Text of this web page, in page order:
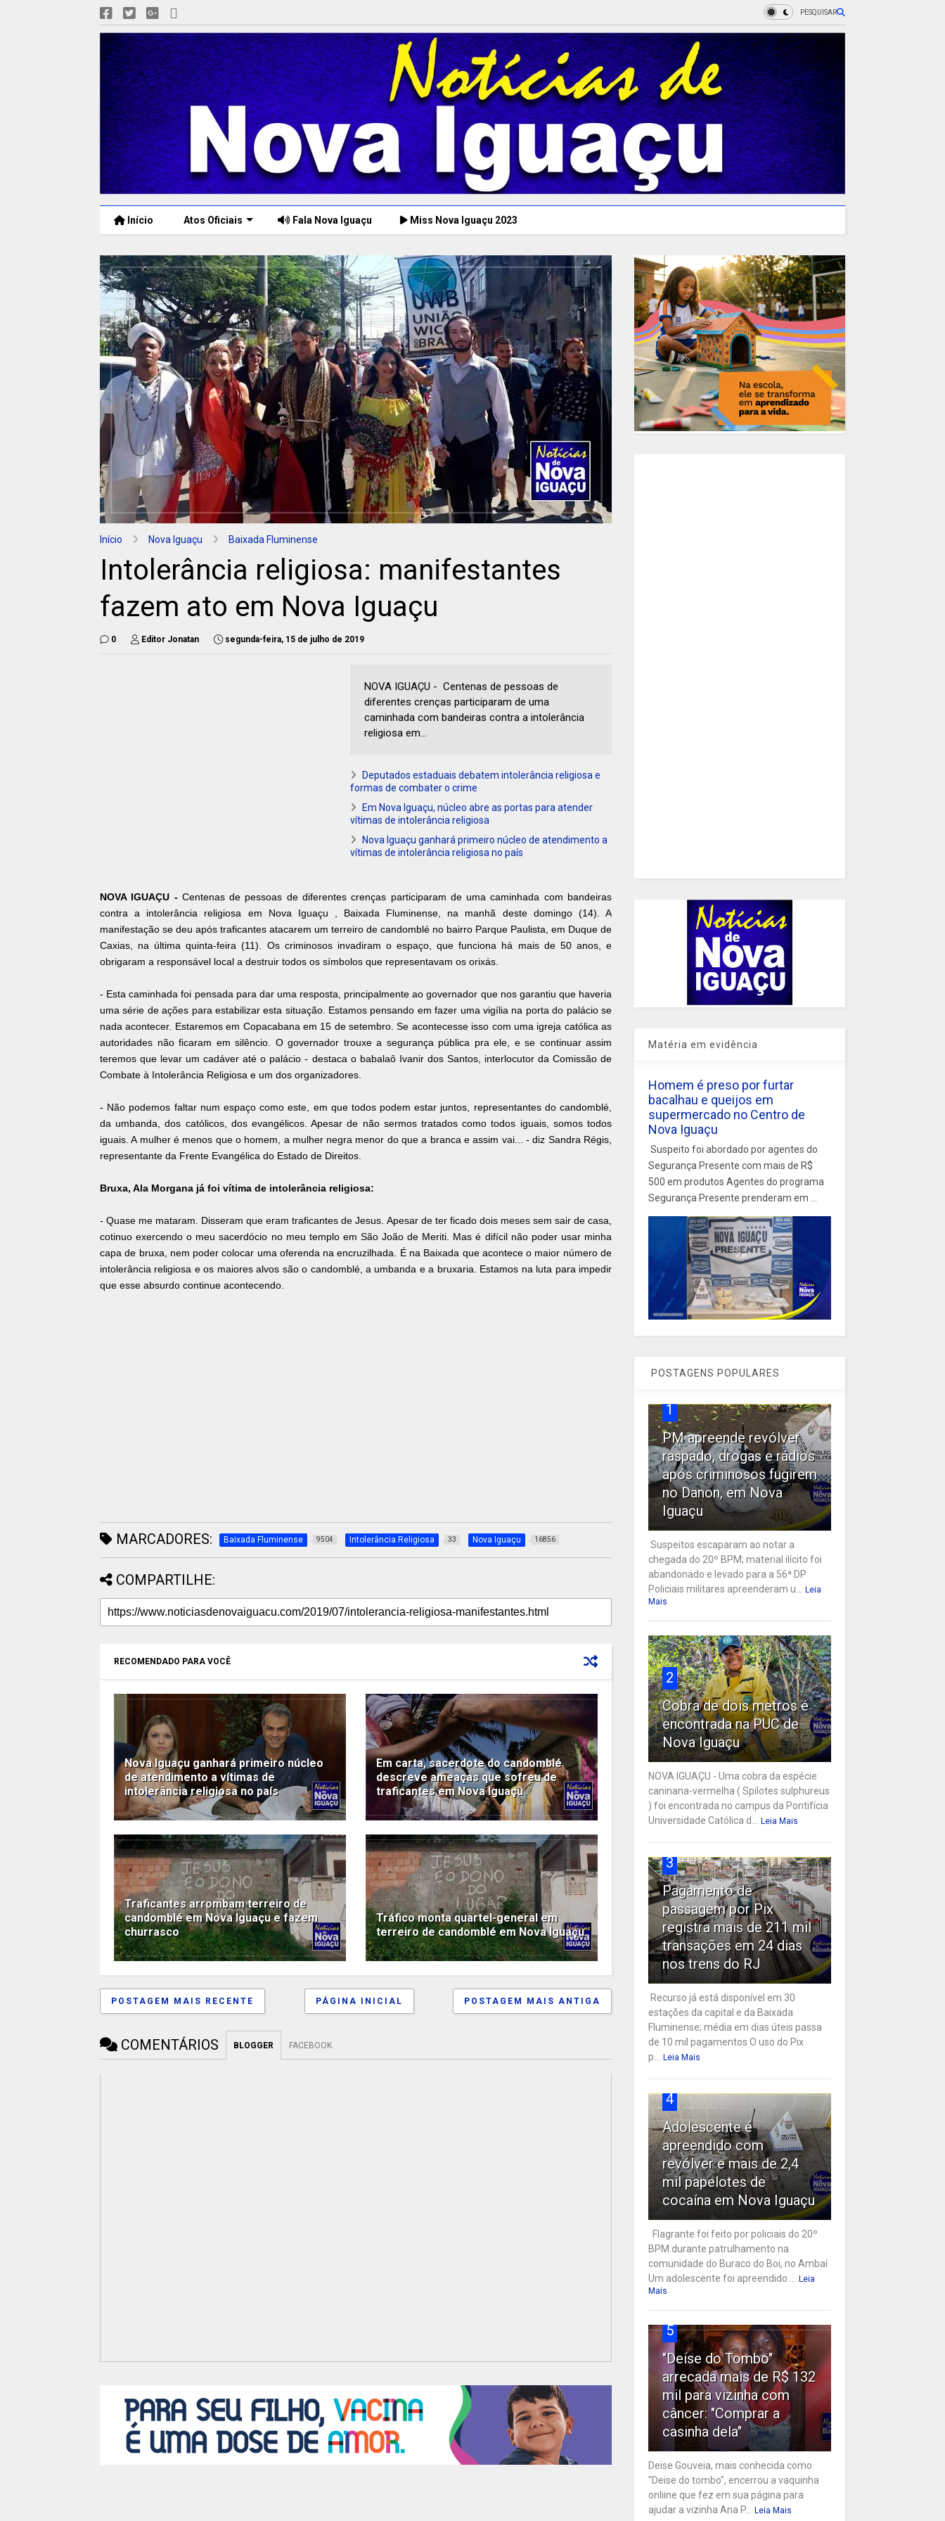
PESQUISAR
Início Atos Oficiais Fala Nova Iguaçu Miss Nova Iguaçu 2023
Início Nova Iguaçu Baixada Fluminense
Intolerância religiosa: manifestantes
fazem ato em Nova Iguaçu
0 Editor Jonatan segunda-feira, 15 de julho de 2019
NOVA IGUAÇU - Centenas de pessoas de
diferentes crenças participaram de uma
caminhada com bandeiras contra a intolerância
religiosa em...
Deputados estaduais debatem intolerância religiosa e
formas de combater o crime
Em Nova Iguaçu, núcleo abre as portas para atender
vítimas de intolerância religiosa
Nova Iguaçu ganhará primeiro núcleo de atendimento a
vítimas de intolerância religiosa no país
NOVA IGUAÇU - Centenas de pessoas de diferentes crenças participaram de uma caminhada com bandeiras
contra a intolerância religiosa em Nova Iguaçu , Baixada Fluminense, na manhã deste domingo (14). A
manifestação se deu após traficantes atacarem um terreiro de candomblé no bairro Parque Paulista, em Duque de
Caxias, na última quinta-feira (11). Os criminosos invadiram o espaço, que funciona há mais de 50 anos, e
obrigaram a responsável local a destruir todos os símbolos que representavam os orixás.
- Esta caminhada foi pensada para dar uma resposta, principalmente ao governador que nos garantiu que haveria
uma série de ações para estabilizar esta situação. Estamos pensando em fazer uma vigília na porta do palácio se
nada acontecer. Estaremos em Copacabana em 15 de setembro. Se acontecesse isso com uma igreja católica as
autoridades não ficaram em silêncio. O governador trouxe a segurança pública pra ele, e se continuar assim
teremos que levar um cadáver até o palácio - destaca o babalaô Ivanir dos Santos, interlocutor da Comissão de
Combate à Intolerância Religiosa e um dos organizadores.
- Não podemos faltar num espaço como este, em que todos podem estar juntos, representantes do candomblé,
da umbanda, dos católicos, dos evangélicos. Apesar de não sermos tratados como todos iguais, somos todos
iguais. A mulher é menos que o homem, a mulher negra menor do que a branca e assim vai... - diz Sandra Régis,
representante da Frente Evangélica do Estado de Direitos.
Bruxa, Ala Morgana já foi vítima de intolerância religiosa:
- Quase me mataram. Disseram que eram traficantes de Jesus. Apesar de ter ficado dois meses sem sair de casa,
cotinuo exercendo o meu sacerdócio no meu templo em São João de Meriti. Mas é difícil não poder usar minha
capa de bruxa, nem poder colocar uma oferenda na encruzilhada. É na Baixada que acontece o maior número de
intolerância religiosa e os maiores alvos são o candomblé, a umbanda e a bruxaria. Estamos na luta para impedir
que esse absurdo continue acontecendo.
MARCADORES: Baixada Fluminense 9504 Intolerância Religiosa 33 Nova Iguaçu 16856
COMPARTILHE:
RECOMENDADO PARA VOCÊ
Nova Iguaçu ganhará primeiro núcleo
de atendimento a vítimas de
intolerância religiosa no país
Em carta, sacerdote do candomblé
descreve ameaças que sofreu de
traficantes em Nova Iguaçu
Traficantes arrombam terreiro de
candomblé em Nova Iguaçu e fazem
churrasco
Tráfico monta quartel-general em
terreiro de candomblé em Nova Iguaçu
POSTAGEM MAIS RECENTE POSTAGEM MAIS ANTIGA
PÁGINA INICIAL
COMENTÁRIOS BLOGGER FACEBOOK
Matéria em evidência
Homem é preso por furtar
bacalhau e queijos em
supermercado no Centro de
Nova Iguaçu
Suspeito foi abordado por agentes do
Segurança Presente com mais de R$
500 em produtos Agentes do programa
Segurança Presente prenderam em ...
POSTAGENS POPULARES
1
PM apreende revólver
raspado, drogas e rádios
após criminosos fugirem
no Danon, em Nova
Iguaçu
Suspeitos escaparam ao notar a
chegada do 20º BPM; material ilícito foi
abandonado e levado para a 56ª DP
Policiais militares apreenderam u...
Leia
Mais
2
Cobra de dois metros é
encontrada na PUC de
Nova Iguaçu
NOVA IGUAÇU - Uma cobra da espécie
caninana-vermelha ( Spilotes sulphureus
) foi encontrada no campus da Pontifícia
Universidade Católica d...
Leia Mais
3
Pagamento de
passagem por Pix
registra mais de 211 mil
transações em 24 dias
nos trens do RJ
Recurso já está disponível em 30
estações da capital e da Baixada
Fluminense; média em dias úteis passa
de 10 mil pagamentos O uso do Pix
p...
Leia Mais
4
Adolescente é
apreendido com
revólver e mais de 2,4
mil papelotes de
cocaína em Nova Iguaçu
Flagrante foi feito por policiais do 20º
BPM durante patrulhamento na
comunidade do Buraco do Boi, no Ambaí
Um adolescente foi apreendido ...
Leia
Mais
5
"Deise do Tombo"
arrecada mais de R$ 132
mil para vizinha com
câncer: "Comprar a
casinha dela"
Deise Gouveia, mais conhecida como
"Deise do tombo", encerrou a vaquinha
onliine que fez em sua página para
ajudar a vizinha Ana P...
Leia Mais